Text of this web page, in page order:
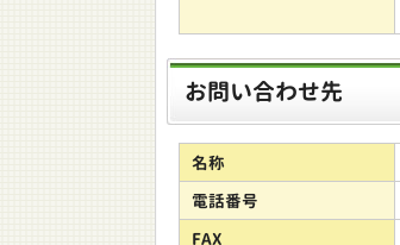
お問い合わせ先
名称
電話番号
FAX